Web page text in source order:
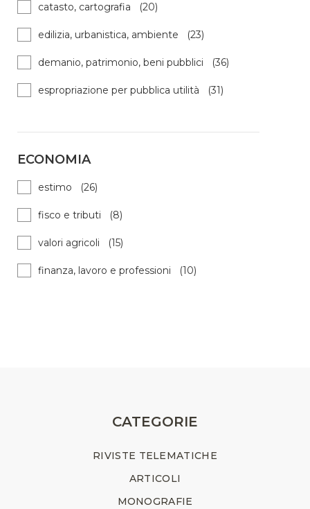
catasto, cartografia (20)
edilizia, urbanistica, ambiente (23)
demanio, patrimonio, beni pubblici (36)
espropriazione per pubblica utilità (31)
ECONOMIA
estimo (26)
fisco e tributi (8)
valori agricoli (15)
finanza, lavoro e professioni (10)
CATEGORIE
RIVISTE TELEMATICHE
ARTICOLI
MONOGRAFIE